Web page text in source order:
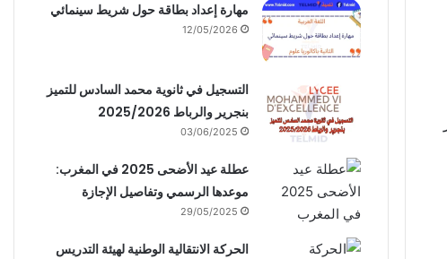
مهارة إعداد بطاقة حول شريط سينمائي
12/05/2026
التسجيل في ثانوية محمد السادس للتميز
بنجرير والرباط 2025/2026
03/06/2025
عطلة عيد الأضحى 2025 في المغرب:
موعدها الرسمي وتفاصيل الإجازة
29/05/2025
الحركة الانتقالية الوطنية لهيئة التدريس